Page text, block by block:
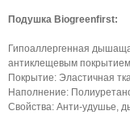
Подушка Biogreenfirst:
Гипоаллергенная
антиклещевым
Покрытие: Эластичная
Наполнение:
Свойства: Анти-удушье,